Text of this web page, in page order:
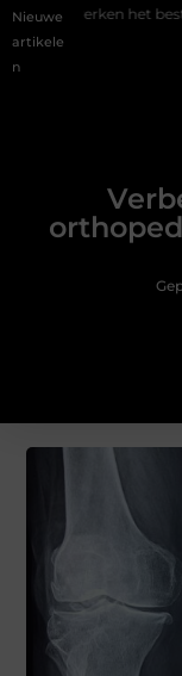
Nieuwe
artikele
n
beste voor